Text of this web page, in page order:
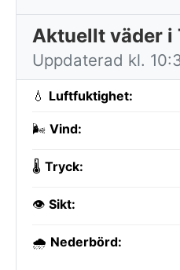
Aktuellt väder i
Uppdaterad kl.
💧 Luftfuktighet:
🌬️ Vind:
🌡️ Tryck:
👁️ Sikt:
🌧️ Nederbörd: